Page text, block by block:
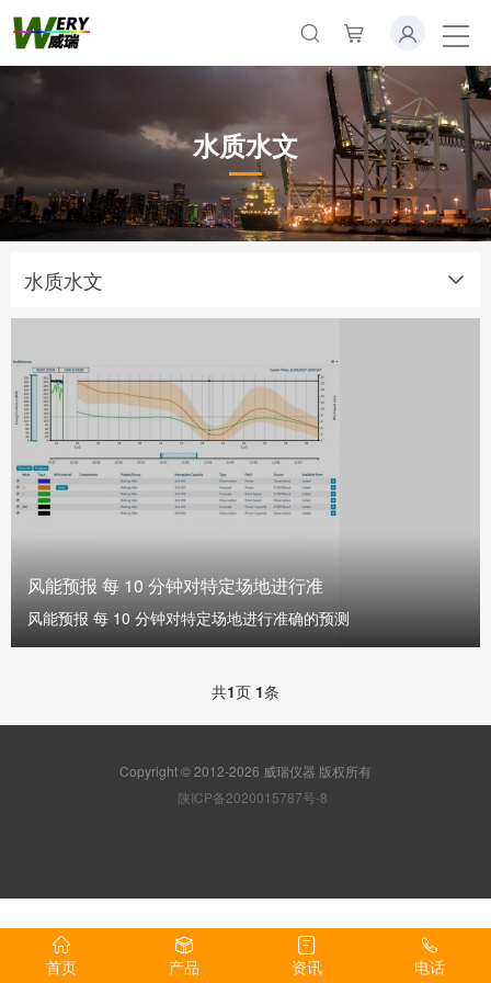
水质水文
水质水文
风能预报 每 10 分钟对特定场地进行准
风能预报 每 10 分钟对特定场地进行准确的预测
共1页 1条
Copyright © 2012-2026 威瑞仪器 版权所有
陕ICP备2020015787号-8
首页 产品 资讯 电话